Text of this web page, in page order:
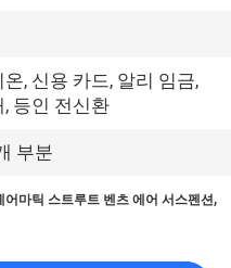
, 신용 카드, 알리 임금,
등인 전신환
부분
어마틱 스트루트 벤츠 에어 서스펜션,